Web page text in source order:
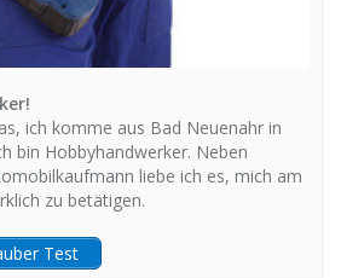
ich komme aus Bad Neuenahr in
bin Hobbyhandwerker. Neben
liebe ich es, mich am
zu betätigen.
Test